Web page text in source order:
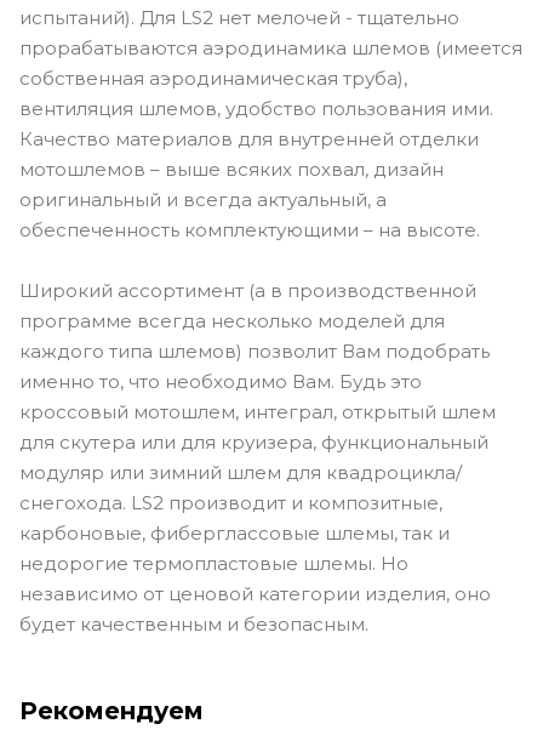
испытаний). Для LS2 нет мелочей - тщательно
прорабатываются аэродинамика шлемов (имеется
собственная аэродинамическая труба),
вентиляция шлемов, удобство пользования ими.
Качество материалов для внутренней отделки
мотошлемов – выше всяких похвал, дизайн
оригинальный и всегда актуальный, а
обеспеченность комплектующими – на высоте.
Широкий ассортимент (а в производственной
программе всегда несколько моделей для
каждого типа шлемов) позволит Вам подобрать
именно то, что необходимо Вам. Будь это
кроссовый мотошлем, интеграл, открытый шлем
для скутера или для круизера, функциональный
модуляр или зимний шлем для квадроцикла/
снегохода. LS2 производит и композитные,
карбоновые, фиберглассовые шлемы, так и
недорогие термопластовые шлемы. Но
независимо от ценовой категории изделия, оно
будет качественным и безопасным.
Рекомендуем